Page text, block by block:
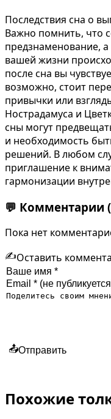
Последствия сна о
Важно помнить, что
предзнаменование,
вашей жизни
после сна вы
возможно, стоит
привычки или
Нострадамуса и
сны могут
и необходимость
решений. В любом
приглашение к
гармонизации
💬 Комментарии
Пока нет
✍️Оставить
📤Отправить
Похожие